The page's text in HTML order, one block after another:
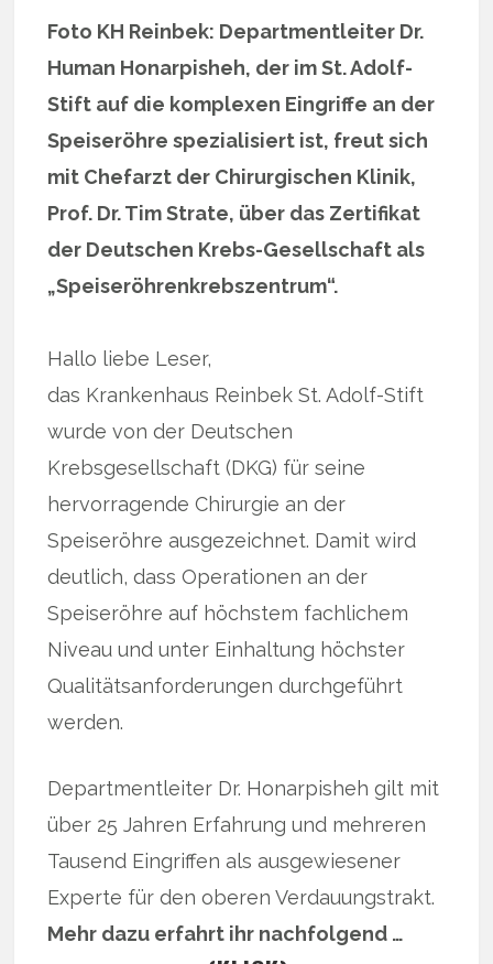
Foto KH Reinbek: Departmentleiter Dr.
Human Honarpisheh, der im St. Adolf-
Stift auf die komplexen Eingriffe an der
Speiseröhre spezialisiert ist, freut sich
mit Chefarzt der Chirurgischen Klinik,
Prof. Dr. Tim Strate, über das Zertifikat
der Deutschen Krebs-Gesellschaft als
„Speiseröhrenkrebszentrum“.
Hallo liebe Leser,
das Krankenhaus Reinbek St. Adolf-Stift
wurde von der Deutschen
Krebsgesellschaft (DKG) für seine
hervorragende Chirurgie an der
Speiseröhre ausgezeichnet. Damit wird
deutlich, dass Operationen an der
Speiseröhre auf höchstem fachlichem
Niveau und unter Einhaltung höchster
Qualitätsanforderungen durchgeführt
werden.
Departmentleiter Dr. Honarpisheh gilt mit
über 25 Jahren Erfahrung und mehreren
Tausend Eingriffen als ausgewiesener
Experte für den oberen Verdauungstrakt.
Mehr dazu erfahrt ihr nachfolgend …